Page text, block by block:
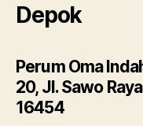
Depok
Perum Oma
20, Jl. Sawo
16454